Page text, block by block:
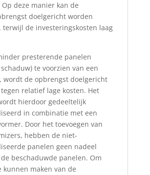
deze manier kan de
doelgericht worden
terwijl de investeringskosten laag
presterende panelen
te voorzien van een
wordt de opbrengst doelgericht
relatief lage kosten. Het
hierdoor gedeeltelijk
in combinatie met een
Door het toevoegen van
hebben de niet-
panelen geen nadeel
beschaduwde panelen. Om
kunnen maken van de